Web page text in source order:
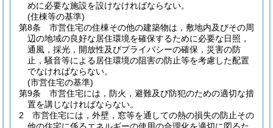
めに必要な施設を設けなければならない。
(住棟等の基準)
第8条
市営住宅の住棟その他の建築物は，敷地内及びその周
辺の地域の良好な居住環境を確保するために必要な日照，
通風，採光，開放性及びプライバシーの確保，災害の防
止，騒音等による居住環境の阻害の防止等を考慮した配置
でなければならない。
(市営住宅の基準)
第9条
市営住宅には，防火，避難及び防犯のための適切な措
置を講じなければならない。
2
市営住宅には，外壁，窓等を通しての熱の損失の防止その